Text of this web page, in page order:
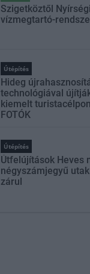
Szigetköztől
vízmegtartó-
Útépítés
Hideg
technológiával
kiemelt
FOTÓK
Útépítés
Útfelújítások Heves
négyszámjegyű
zárul